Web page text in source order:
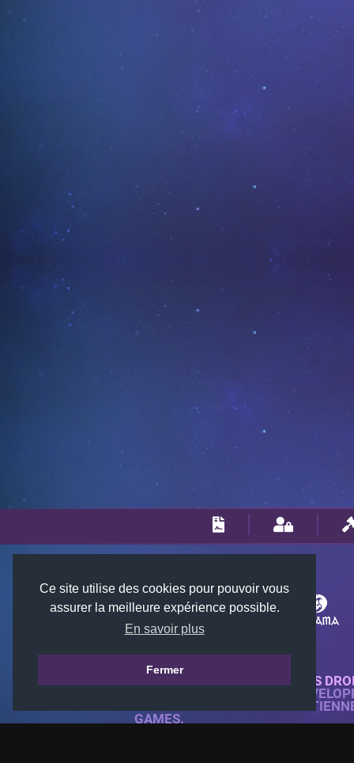
Ce site utilise des cookies pour pouvoir vous
assurer la meilleure expérience possible.
En savoir plus
Fermer
© 2018-2026 KTARENA. TOUS
SITE WEB ENTIÈREMENT
TOUTES LES IMAGES
GAMES.